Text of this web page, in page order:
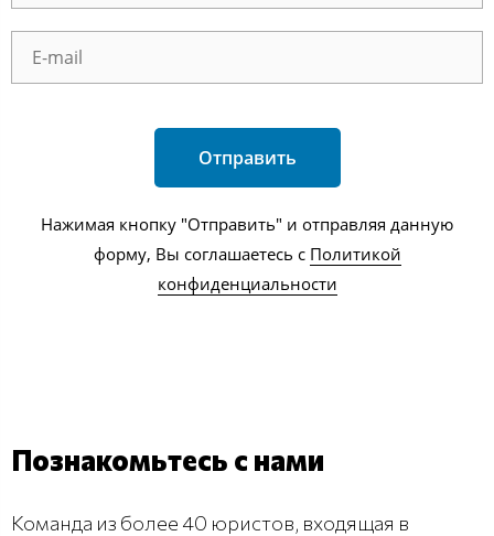
Отправить
Нажимая кнопку "Отправить" и отправляя данную
форму, Вы соглашаетесь с Политикой
конфиденциальности
Познакомьтесь с нами
Команда из более 40 юристов, входящая в